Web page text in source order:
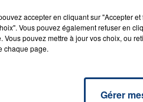
accepter en cliquant sur "Accepter
Vous pouvez également refuser en
Vous pouvez mettre à jour vos choix, ou
chaque page.
Gérer